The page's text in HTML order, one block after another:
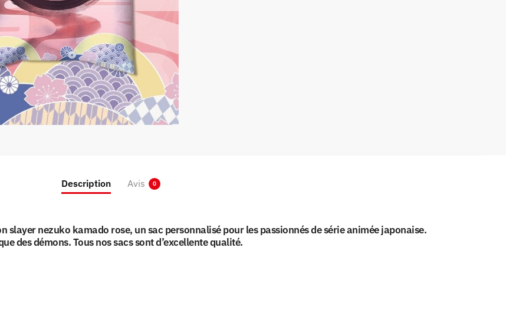
Description Avis 0
slayer nezuko kamado rose, un sac personnalisé pour les passionnés de série animée japonaise.
des démons. Tous nos sacs sont d’excellente qualité.